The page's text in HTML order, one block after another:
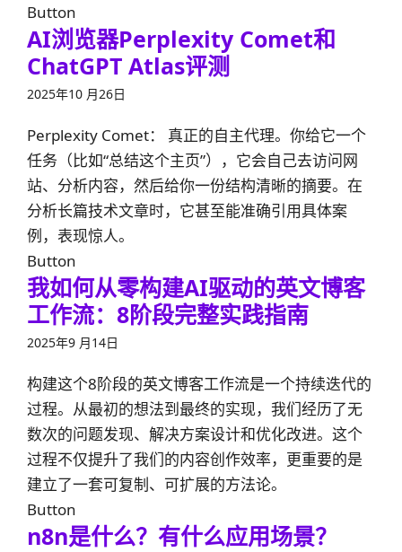
Button
AI浏览器Perplexity Comet和
ChatGPT Atlas评测
2025年10 月26日
Perplexity Comet： 真正的自主代理。你给它一个
任务（比如“总结这个主页”），它会自己去访问网
站、分析内容，然后给你一份结构清晰的摘要。在
分析长篇技术文章时，它甚至能准确引用具体案
例，表现惊人。
Button
我如何从零构建AI驱动的英文博客
工作流：8阶段完整实践指南
2025年9 月14日
构建这个8阶段的英文博客工作流是一个持续迭代的
过程。从最初的想法到最终的实现，我们经历了无
数次的问题发现、解决方案设计和优化改进。这个
过程不仅提升了我们的内容创作效率，更重要的是
建立了一套可复制、可扩展的方法论。
Button
n8n是什么？有什么应用场景？